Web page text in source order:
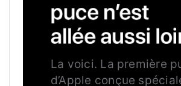
AUSSI
LOIN.
La voici. La première
d’Apple conçue